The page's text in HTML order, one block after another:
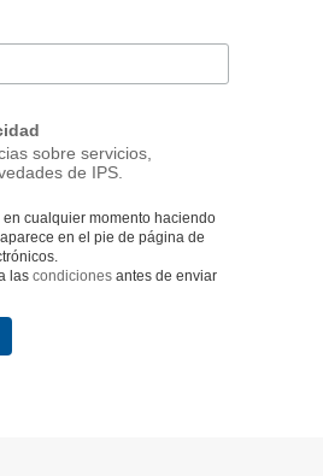
sobre servicios,
de IPS.
cualquier momento haciendo
en el pie de página de
las condicionesantes de enviar